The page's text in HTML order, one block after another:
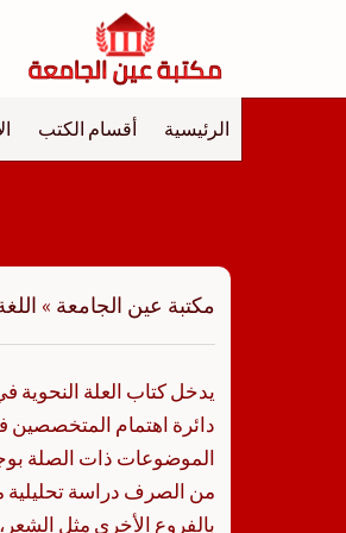
الرئيسية أقسام الكتب
مكتبة عين الجامعة »
يدخل كتاب العلة
دائرة اهتمام المتخصصين
الموضوعات ذات الصلة
من الصرف دراسة
بالفروع الأخرى مثل